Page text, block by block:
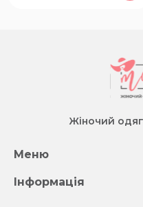
Жіночий
Меню
Інформація